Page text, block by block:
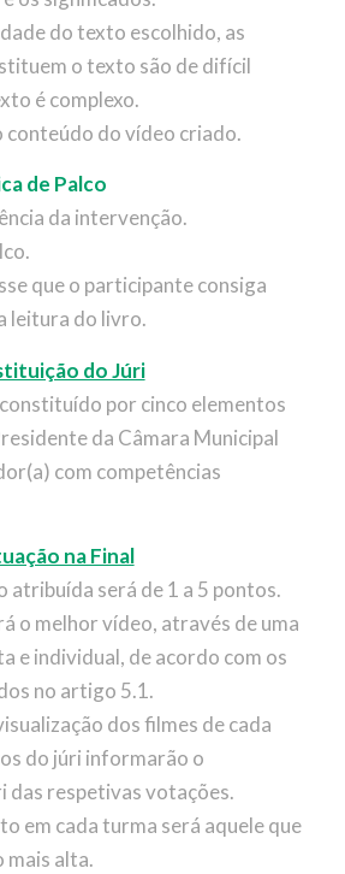
do texto escolhido, as
o texto são de difícil
é complexo.
conteúdo do vídeo criado.
de Palco
da intervenção.
que o participante consiga
leitura do livro.
do Júri
por cinco elementos
da Câmara Municipal
com competências
na Final
atribuída será de 1 a 5 pontos.
o melhor vídeo, através de uma
e individual, de acordo com os
no artigo 5.1.
dos filmes de cada
do júri informarão o
das respetivas votações.
em cada turma será aquele que
mais alta.